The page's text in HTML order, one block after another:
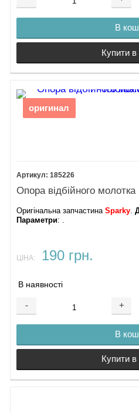
В
Купити в
оригинал
185226
Опора відбійного
Оригінальна запчастинаSparky.
Параметри: .
ЦІНА: 190 грн.
В наявності
- +
В
Купити в